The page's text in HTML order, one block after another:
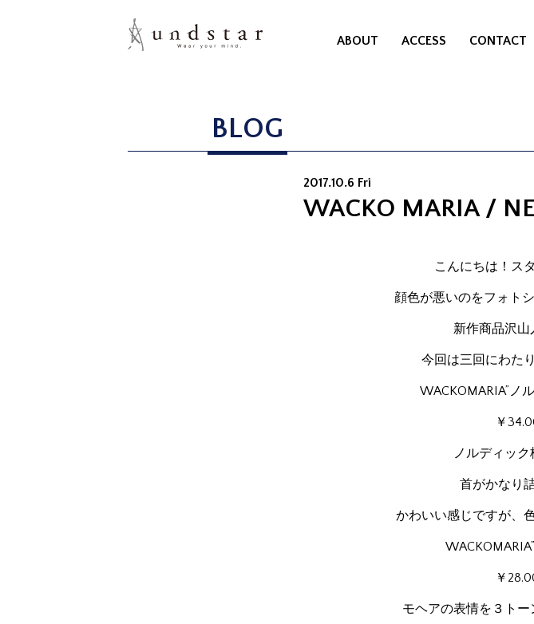
ABOUT ACCESS CONTACT
BLOG
2017.10.6 Fri
WACKO MARIA /
こんにちは！ス
顔色が悪いのをフォト
新作商品沢山
今回は三回にわた
WACKOMARIA”ノ
￥
ノルディック
首がかなり
かわいい感じですが、
￥
モヘアの表情を３トー